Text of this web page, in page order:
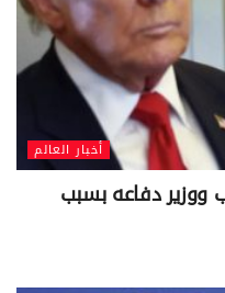
أخبار العالم
دفاعه بسبب